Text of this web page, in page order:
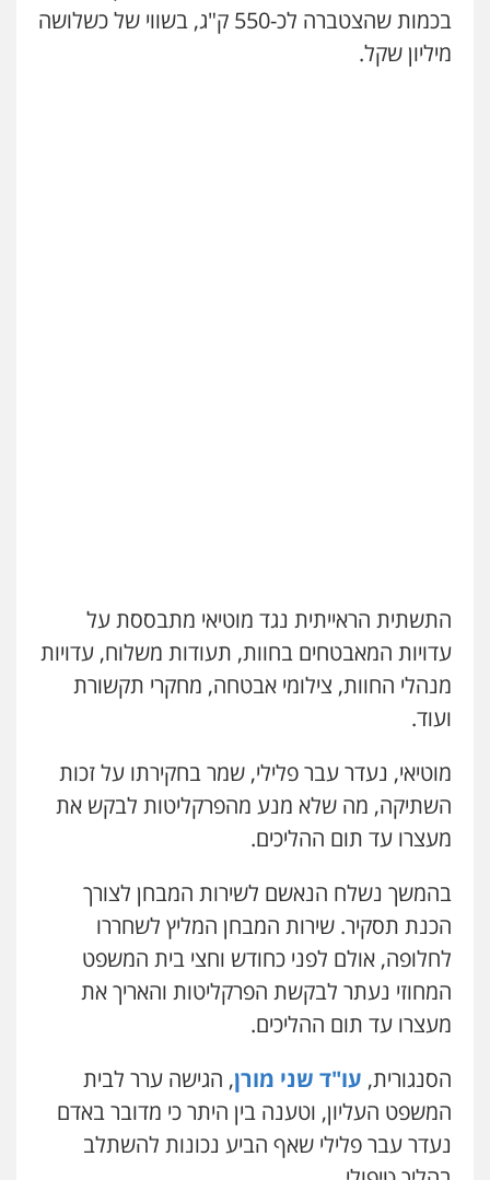
0506277425
עו"ד שאדי דבאח
פלילי פשיעה כלכלית תעבורה
עו"ד רעות שמחון
אסירים תעבורה
0507623810
עו"ד שנהב אילון
פשיעה חמורה חקירות ומעצרים
נוער עורכי דין לענייני אסירים תעבורה
0549475678
פלילי פשיעה חמורה צווארון לבן
0526655833
בכמות שהצטברה לכ-550 ק"ג, בשווי של כשלושה
מיליון שקל.
התשתית הראייתית נגד מוטיאי מתבססת על
עדויות המאבטחים בחוות, תעודות משלוח, עדויות
מנהלי החוות, צילומי אבטחה, מחקרי תקשורת
ועוד.
מוטיאי, נעדר עבר פלילי, שמר בחקירתו על זכות
השתיקה, מה שלא מנע מהפרקליטות לבקש את
מעצרו עד תום ההליכים.
בהמשך נשלח הנאשם לשירות המבחן לצורך
הכנת תסקיר. שירות המבחן המליץ לשחררו
לחלופה, אולם לפני כחודש וחצי בית המשפט
המחוזי נעתר לבקשת הפרקליטות והאריך את
מעצרו עד תום ההליכים.
הסנגורית, עו"ד שני מורן, הגישה ערר לבית
המשפט העליון, וטענה בין היתר כי מדובר באדם
נעדר עבר פלילי שאף הביע נכונות להשתלב
עו"ד דותן דניאלי
פלילי פשיעה חמורה צווארון לבן פשיעה
כלכלית עורכי דין לענייני אסירים נוער
0542442982
עו"ד אורנת קמרון
פלילי תעבורה עורכי דין לענייני אסירים
משפחה נוער
0505417090